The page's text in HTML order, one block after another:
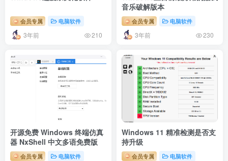
会员专属 电脑软件
3年前 210
音乐破解版本
会员专属 电脑软件
3年前 230
开源免费 Windows 终端仿真
器 NxShell 中文多语免费版
会员专属 电脑软件
Windows 11 精准检测是否支
持升级
会员专属 电脑软件